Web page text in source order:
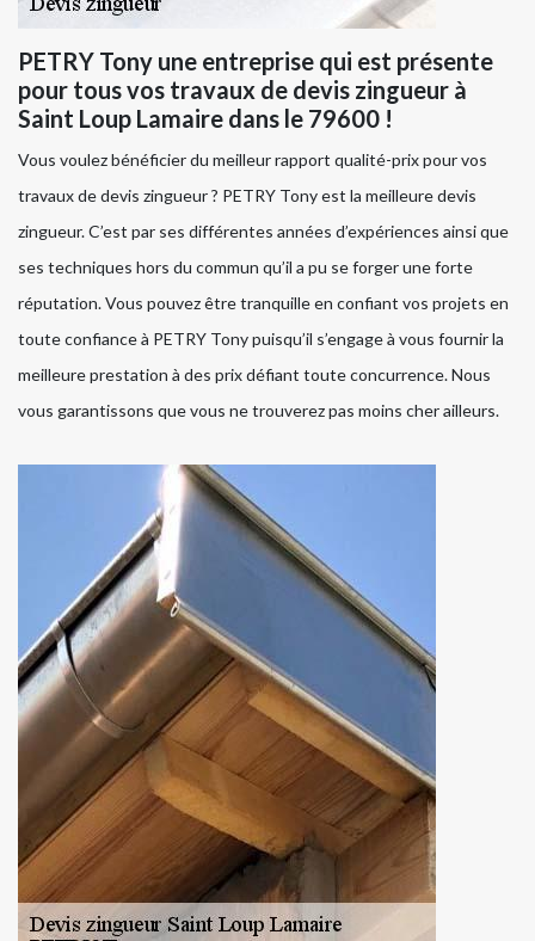
PETRY Tony une entreprise qui est présente
pour tous vos travaux de devis zingueur à
Saint Loup Lamaire dans le 79600 !
Vous voulez bénéficier du meilleur rapport qualité-prix pour vos
travaux de devis zingueur ? PETRY Tony est la meilleure devis
zingueur. C’est par ses différentes années d’expériences ainsi que
ses techniques hors du commun qu’il a pu se forger une forte
réputation. Vous pouvez être tranquille en confiant vos projets en
toute confiance à PETRY Tony puisqu’il s’engage à vous fournir la
meilleure prestation à des prix défiant toute concurrence. Nous
vous garantissons que vous ne trouverez pas moins cher ailleurs.